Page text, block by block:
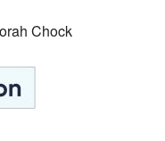
Chock